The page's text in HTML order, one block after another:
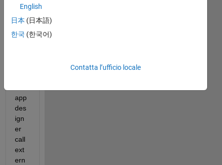
Ho
w
app
des
ign
er
call
ext
ern
English
日本 (日本語)
한국 (한국어)
Contatta l’ufficio locale